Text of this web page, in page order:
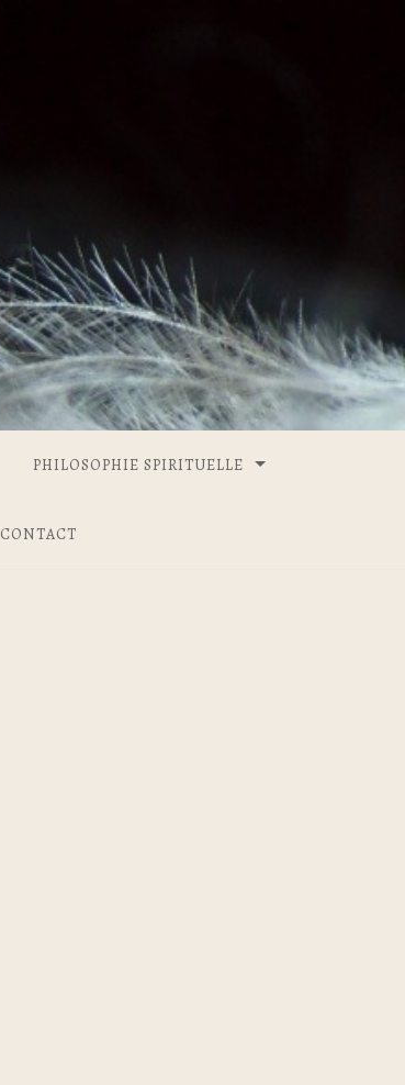
PHILOSOPHIE SPIRITUELLE
CONTACT